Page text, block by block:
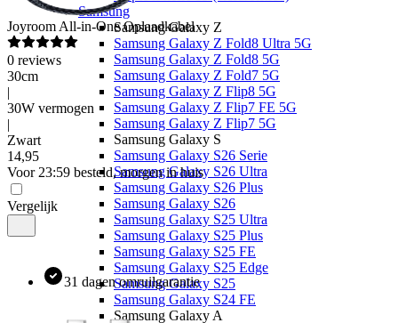
Samsung
Samsung Galaxy Z
Samsung Galaxy Z Fold8 Ultra 5G
Samsung Galaxy Z Fold8 5G
Samsung Galaxy Z Fold7 5G
Samsung Galaxy Z Flip8 5G
Samsung Galaxy Z Flip7 FE 5G
Samsung Galaxy Z Flip7 5G
Samsung Galaxy S
Samsung Galaxy S26 Serie
Samsung Galaxy S26 Ultra
Samsung Galaxy S26 Plus
Samsung Galaxy S26
Samsung Galaxy S25 Ultra
Samsung Galaxy S25 Plus
Samsung Galaxy S25 FE
Samsung Galaxy S25 Edge
Samsung Galaxy S25
Samsung Galaxy S24 FE
Samsung Galaxy A
Joyroom All-in-One Oplaadkabel
0 reviews
30cm
|
30W vermogen
|
Zwart
14,95
Voor 23:59 besteld, morgen in huis
Vergelijk
31 dagen omruilgarantie